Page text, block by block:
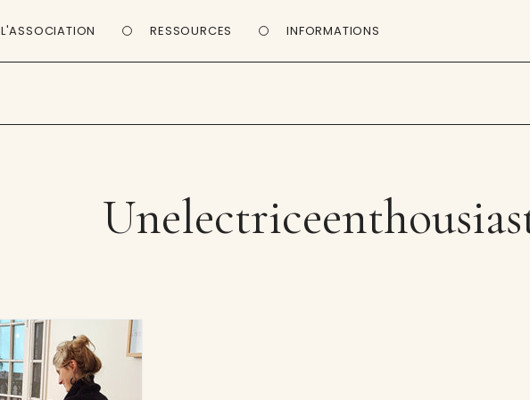
L'ASSOCIATION RESSOURCES INFORMATIONS